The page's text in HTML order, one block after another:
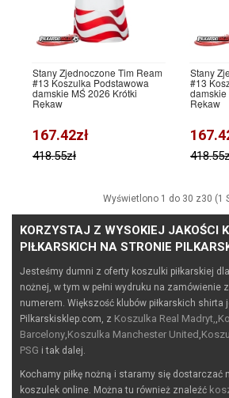
Stany Zjednoczone Tim Ream
#13 Koszulka Podstawowa
damskie MŚ 2026 Krótki
Rękaw
167.42zł
418.55zł
Stany
#13
damskie
Rękaw
Wyświetlono 1 do 30 z30 (1
KORZYSTAJ Z WYSOKIEJ JAKOŚCI
PIŁKARSKICH NA STRONIE
Jesteśmy dumni z oferty koszulki piłkarskiej
nożnej, w tym w pełni wydruku na zamówienie
numerem. Większość klubów piłkarskich shirta
Pilkarskisklep.com, z Koszulka Real Madryt, ,
Barcelony,Koszulka Manchester United ,
PSG i tak dalej.
Kochamy piłkę nożną i staramy się dostarczać
koszulek online. Można tu również znaleźć